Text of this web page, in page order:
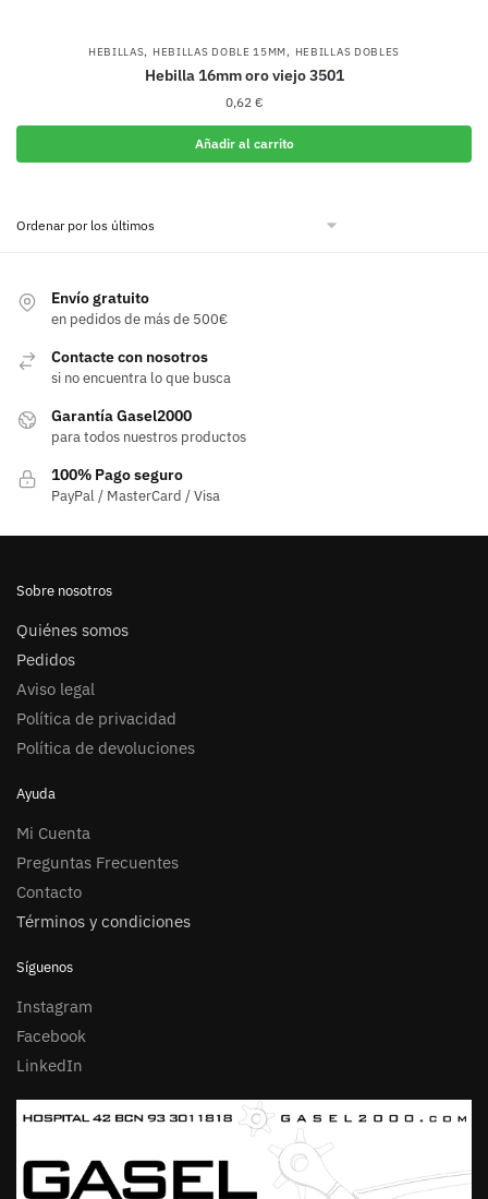
HEBILLAS, HEBILLAS DOBLE 15MM, HEBILLAS DOBLES
Hebilla 16mm oro viejo 3501
0,62 €
Añadir al carrito
Envío gratuito
en pedidos de más de 500€
Contacte con nosotros
si no encuentra lo que busca
Garantía Gasel2000
para todos nuestros productos
100% Pago seguro
PayPal / MasterCard / Visa
Sobre nosotros
Quiénes somos
Pedidos
Aviso legal
Política de privacidad
Política de devoluciones
Ayuda
Mi Cuenta
Preguntas Frecuentes
Contacto
Términos y condiciones
Síguenos
Instagram
Facebook
LinkedIn